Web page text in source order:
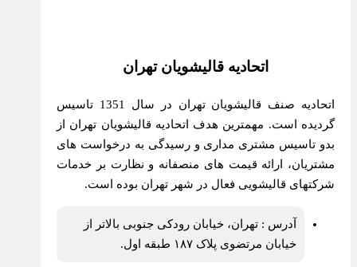
اتحادیه قالیشویان تهران
اتحادیه صنف قالیشویان تهران در سال 1351 تاسیس
گردیده است. مهمترین هدف اتحادیه قالیشویان تهران از
بدو تاسیس مشتری مداری و رسیدگی به درخواست های
مشتریان، ارائه قیمت های منصفانه و نظارت بر خدمات
شرکتهای قالیشویی فعال در شهر تهران بوده است.
آدرس : تهران، خیابان رودکی جنوبی بالاتر از
خیابان مرتضوی پلاک ۱۸۷ طبقه اول.